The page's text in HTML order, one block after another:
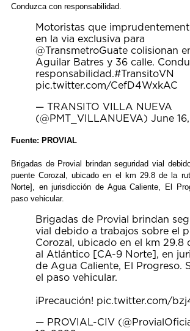
Conduzca con responsabilidad.
Motoristas que
en la via exclusiva para
@TransmetroGuatecolisionan
Aguilar Batres y 36 calle.
responsabilidad.#TransitoVN
pic.twitter.com/CefD4WxkAC
— TRANSITO VILLA NUEVA
(@PMT_VILLANUEVA) June
Fuente: PROVIAL
Brigadas de Provial brindan seguridad vial
puente Corozal, ubicado en el km 29.8 de la
Norte], en jurisdicción de Agua Caliente, El
paso vehicular.
Brigadas de Provial brindan
vial debido a trabajos sobre el
Corozal, ubicado en el km 29.8
al Atlántico [CA-9 Norte], en
de Agua Caliente, El Progreso.
el paso vehicular.
¡Precaución! pic.twitter.com/
— PROVIAL-CIV